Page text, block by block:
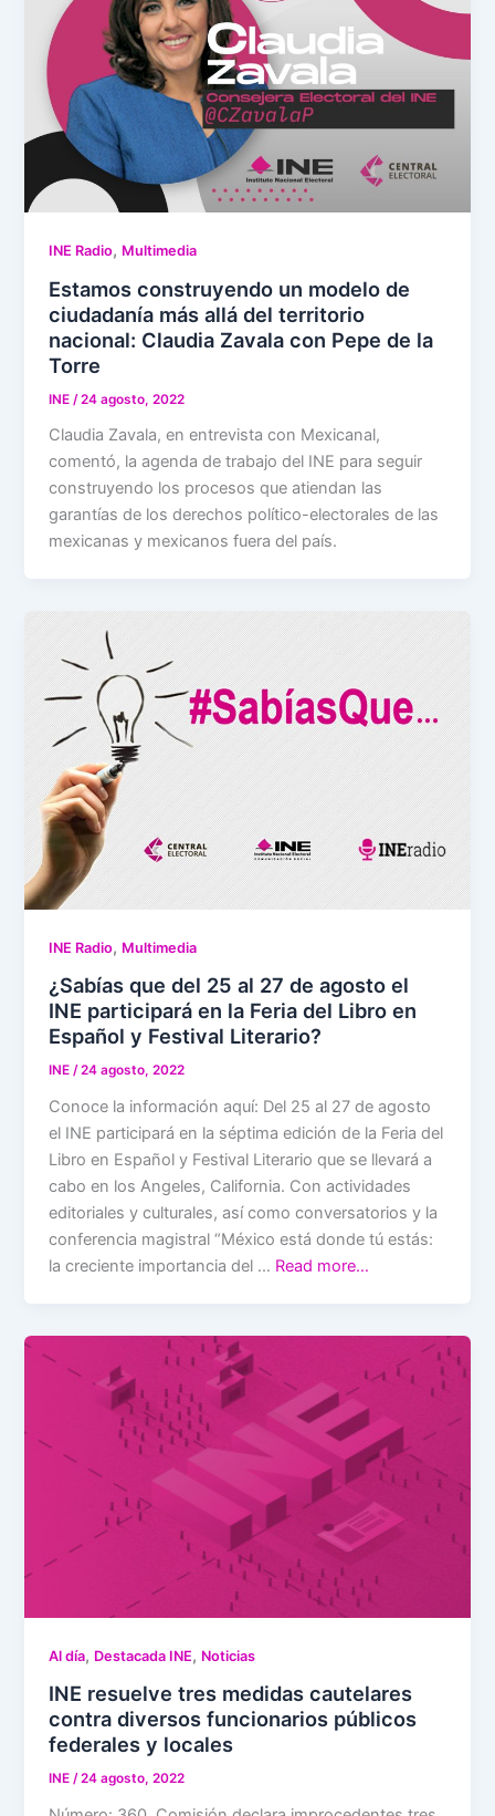
INE Radio, Multimedia
Estamos construyendo un modelo de
ciudadanía más allá del territorio
nacional: Claudia Zavala con Pepe de la
Torre
INE /24 agosto, 2022
Claudia Zavala, en entrevista con Mexicanal,
comentó, la agenda de trabajo del INE para seguir
construyendo los procesos que atiendan las
garantías de los derechos político-electorales de las
mexicanas y mexicanos fuera del país.
INE Radio, Multimedia
¿Sabías que del 25 al 27 de agosto el
INE participará en la Feria del Libro en
Español y Festival Literario?
INE/24 agosto, 2022
Conoce la información aquí: Del 25 al 27 de agosto
el INE participará en la séptima edición de la Feria del
Libro en Español y Festival Literario que se llevará a
cabo en los Angeles, California. Con actividades
editoriales y culturales, así como conversatorios y la
conferencia magistral “México está donde tú estás:
la creciente importancia del … Read more…
Al día, Destacada INE, Noticias
INE resuelve tres medidas cautelares
contra diversos funcionarios públicos
federales y locales
INE/24 agosto, 2022